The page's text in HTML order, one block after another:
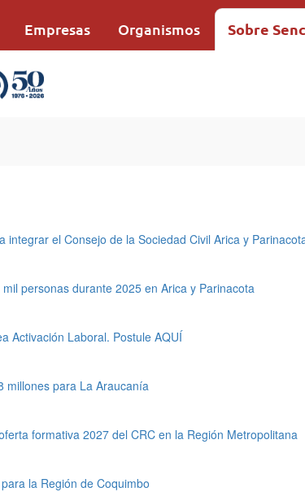
Empresas Organismos Sobre
integrar el Consejo de la Sociedad Civil Arica y
personas durante 2025 en Arica y Parinacota
Activación Laboral. Postule AQUÍ
millones para La Araucanía
formativa 2027 del CRC en la Región Metropolitana
la Región de Coquimbo